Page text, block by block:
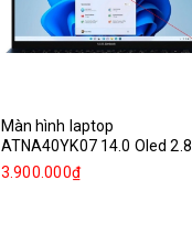
Màn hình laptop
ATNA40YK07 14.0 Oled 2.8k
2880x1800
3.900.000₫